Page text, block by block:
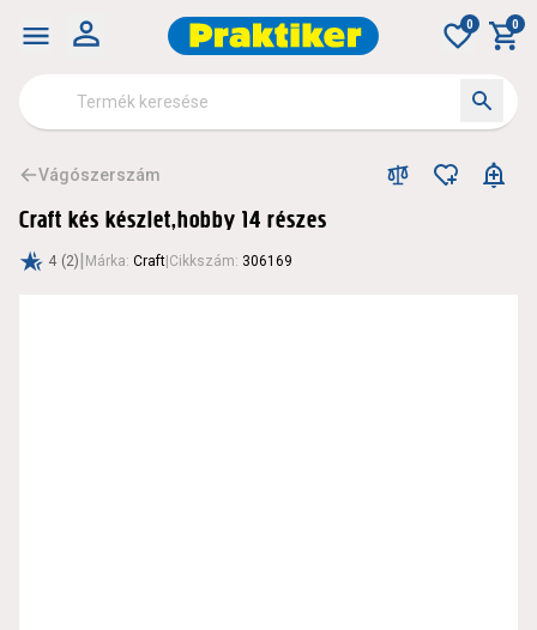
0 0
Vágószerszám
Craft kés készlet,hobby 14 részes
4 (2)| Márka: Craft Cikkszám: 306169